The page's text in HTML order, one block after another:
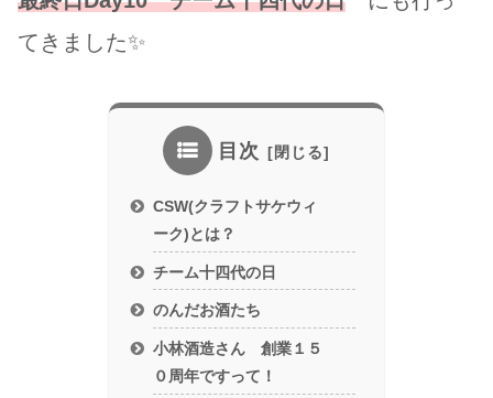
てきました✨
目次
CSW(クラフトサケウィ
ーク)とは？
チーム十四代の日
のんだお酒たち
小林酒造さん 創業１５
０周年ですって！